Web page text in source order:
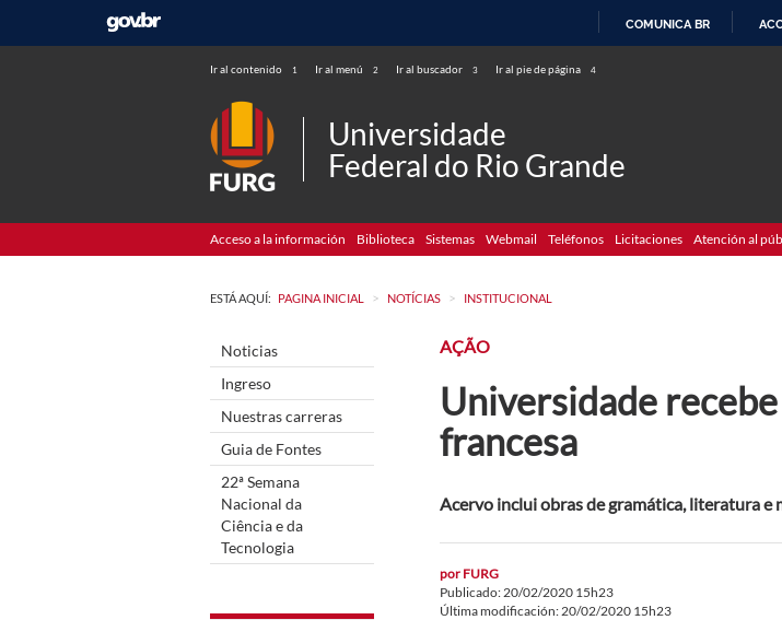
COMUNICA BR
Ir al contenido 1 Ir al menú 2 Ir al buscador 3 Ir al pie de página 4
Universidade
Federal do Rio Grande
Acceso a la información Biblioteca Sistemas Webmail Teléfonos Licitaciones Atención al
ESTÁ AQUÍ: PAGINA INICIAL > NOTÍCIAS > INSTITUCIONAL
Noticias
Ingreso
Nuestras carreras
Guia de Fontes
22ª Semana
Nacional da
Ciência e da
Tecnologia
AÇÃO
Universidade
francesa
Acervo inclui obras de gramática, literatura e
por FURG
Publicado: 20/02/2020 15h23
Última modificación: 20/02/2020 15h23